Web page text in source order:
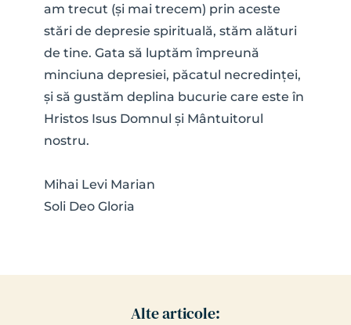
am trecut (și mai trecem) prin aceste
stări de depresie spirituală, stăm alături
de tine. Gata să luptăm împreună
minciuna depresiei, păcatul necredinței,
și să gustăm deplina bucurie care este în
Hristos Isus Domnul și Mântuitorul
nostru.
Mihai Levi Marian
Soli Deo Gloria
Alte articole: